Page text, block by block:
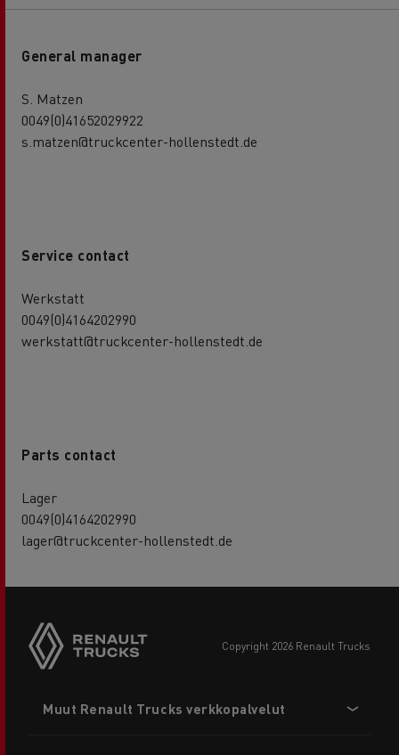
General manager
S. Matzen
0049(0)41652029922
s.matzen@truckcenter-hollenstedt.de
Service contact
Werkstatt
0049(0)4164202990
werkstatt@truckcenter-hollenstedt.de
Parts contact
Lager
0049(0)4164202990
lager@truckcenter-hollenstedt.de
copyright 2026 Renault Trucks
menu
Muut Renault Trucks verkkopalvelut